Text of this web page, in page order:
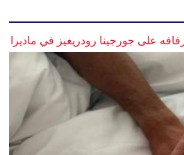
على جورجينا رودريغيز في ماديرا